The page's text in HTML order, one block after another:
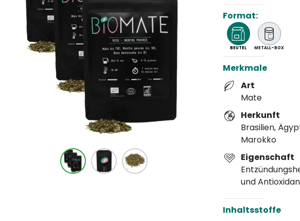
Format:
BEUTEL METALL-BOX
Merkmale
Art
Mate
Herkunft
Brasilien,
Marokko
Eigenschaft
und
Inhaltsstoffe